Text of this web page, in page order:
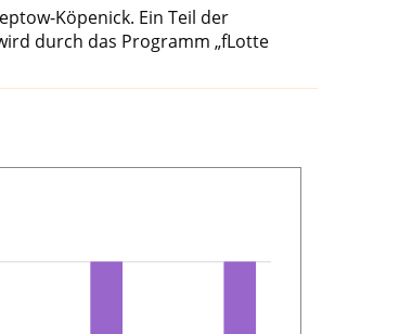
Köpenick. Ein Teil der
durch das Programm „fLotte